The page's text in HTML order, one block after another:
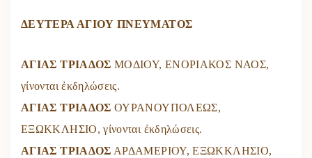
ΔΕΥΤΕΡΑ ΑΓΙΟΥ ΠΝΕΥΜΑΤΟΣ
ΑΓΙΑΣ ΤΡΙΑΔΟΣ ΜΟΔΙΟΥ, ΕΝΟΡΙΑΚΟΣ ΝΑΟΣ,
γίνονται ἐκδηλώσεις.
ΑΓΙΑΣ ΤΡΙΑΔΟΣ ΟΥΡΑΝΟΥΠΟΛΕΩΣ,
ΕΞΩΚΚΛΗΣΙΟ, γίνονται ἐκδηλώσεις.
ΑΓΙΑΣ ΤΡΙΑΔΟΣ ΑΡΔΑΜΕΡΙΟΥ, ΕΞΩΚΚΛΗΣΙΟ,